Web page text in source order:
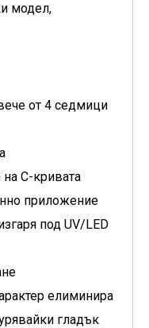
модел,
от 4 седмици
C-кривата
приложение
под UV/LED
елиминира
гладък